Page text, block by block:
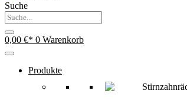
Suche
0,00 € 0 Warenkorb
Produkte